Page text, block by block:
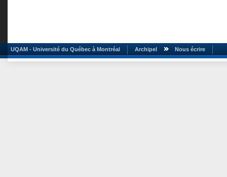
UQAM - Université du Québec à Montréal Archipel Nous écrire